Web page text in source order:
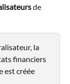
de
la
financiers
est créée